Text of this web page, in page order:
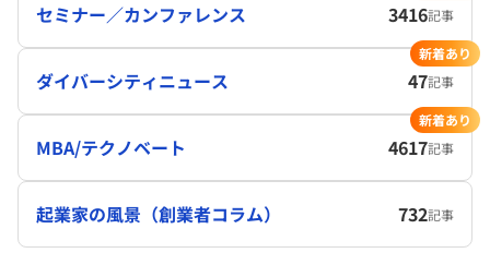
セミナー／カンファレンス 3416記事
ダイバーシティニュース 47記事
新着あり
MBA/テクノベート 4617記事
新着あり
起業家の風景（創業者コラム） 732記事